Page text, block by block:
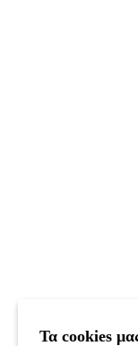
Τα cookies